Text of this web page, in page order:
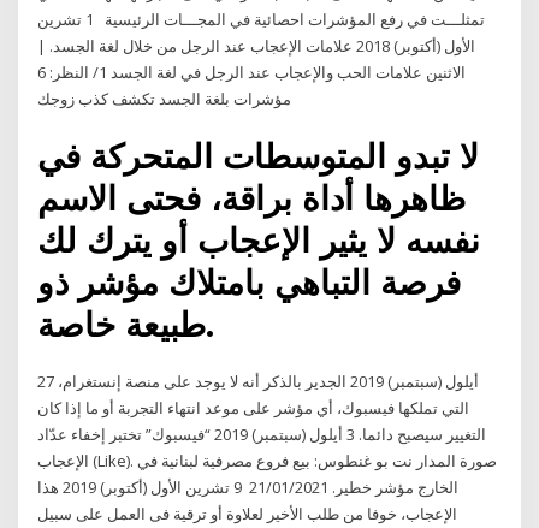
تمثلـــت في رفع المؤشرات احصائية في المجـــات الرئيسية 1 تشرين
الأول (أكتوبر) 2018 علامات الإعجاب عند الرجل من خلال لغة الجسد. |
الاثنين علامات الحب والإعجاب عند الرجل في لغة الجسد 1/ النظر: 6
لا تبدو المتوسطات المتحركة في
ظاهرها أداة براقة، فحتى الاسم
نفسه لا يثير الإعجاب أو يترك لك
فرصة التباهي بامتلاك مؤشر ذو
طبيعة خاصة.
27 أيلول (سبتمبر) 2019 الجدير بالذكر أنه لا يوجد على منصة إنستغرام،
التي تملكها فيسبوك، أي مؤشر على موعد انتهاء التجربة أو ما إذا كان
التغيير سيصبح دائما. 3 أيلول (سبتمبر) 2019 “فيسبوك” تختبر إخفاء عدّاد
الإعجاب (Like). صورة المدار نت بو غنطوس: بيع فروع مصرفية لبنانية في
الخارج مؤشر خطير. 21/01/2021 9 تشرين الأول (أكتوبر) 2019 هذا
الإعجاب، خوفا من طلب الأخير لعلاوة أو ترقية فى العمل على سبيل